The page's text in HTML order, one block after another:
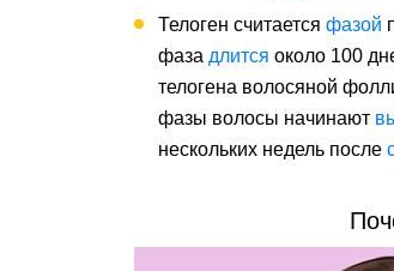
Телоген считается фазой
фаза длится около 100
телогена волосяной
фазы волосы начинают
нескольких недель после